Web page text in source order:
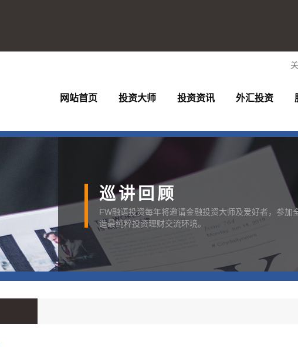
网站首页 投资大师 投资资讯 外汇投资
巡讲回顾
FW融语投资每年将邀请金融投资大师及爱好者，参
造最纯粹投资理财交流环境。